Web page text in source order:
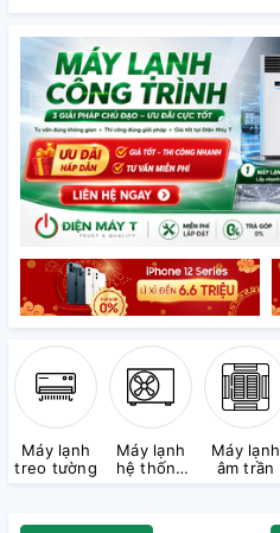
Máy lạnh
treo tường
Máy lạnh
hệ thống
Multi
Máy lạnh
âm trần